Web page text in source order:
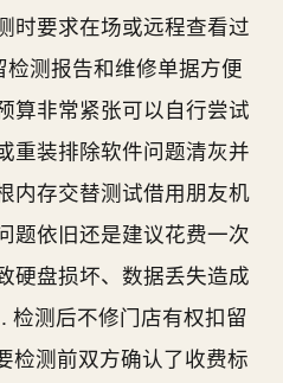
时要求在场或远程查看过
检测报告和维修单据方便
算非常紧张可以自行尝试
重装排除软件问题清灰并
内存交替测试借用朋友机
题依旧还是建议花费一次
硬盘损坏、数据丢失造成
检测后不修门店有权扣留
检测前双方确认了收费标